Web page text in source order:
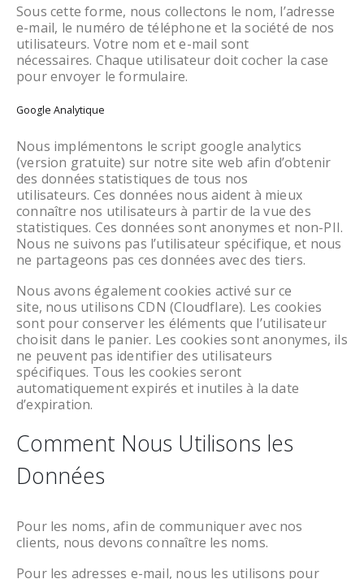
Sous cette forme, nous collectons le nom, l’adresse
e-mail, le numéro de téléphone et la société de nos
utilisateurs. Votre nom et e-mail sont
nécessaires. Chaque utilisateur doit cocher la case
pour envoyer le formulaire.
Google Analytique
Nous implémentons le script google analytics
(version gratuite) sur notre site web afin d’obtenir
des données statistiques de tous nos
utilisateurs. Ces données nous aident à mieux
connaître nos utilisateurs à partir de la vue des
statistiques. Ces données sont anonymes et non-PII.
Nous ne suivons pas l’utilisateur spécifique, et nous
ne partageons pas ces données avec des tiers.
Nous avons également cookies activé sur ce
site, nous utilisons CDN (Cloudflare). Les cookies
sont pour conserver les éléments que l’utilisateur
choisit dans le panier. Les cookies sont anonymes, ils
ne peuvent pas identifier des utilisateurs
spécifiques. Tous les cookies seront
automatiquement expirés et inutiles à la date
d’expiration.
Comment Nous Utilisons les
Données
Pour les noms, afin de communiquer avec nos
clients, nous devons connaître les noms.
Pour les adresses e-mail, nous les utilisons pour